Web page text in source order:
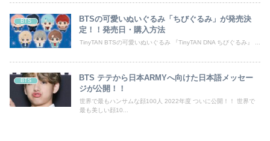
BTS
BTSの可愛いぬいぐるみ「ちびぐるみ」が発売決
定！！発売日・購入方法
TinyTAN BTSの可愛いぬいぐるみ 『TinyTAN DNA ちびぐるみ』 ...
BTS
BTS テテから日本ARMYへ向けた日本語メッセー
ジが公開！！
世界で最もハンサムな顔100人 2022年度 ついに公開！！ 世界で
最も美しい顔10...